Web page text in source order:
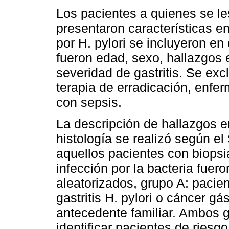
Los pacientes a quienes se
presentaron características
por H. pylori se incluyeron
fueron edad, sexo,
severidad de gastritis. Se
terapia de erradicación,
con sepsis.
La descripción de hallazgos
histología se realizó según
aquellos pacientes con
infección por la bacteria
aleatorizados, grupo A:
gastritis H. pylori o cáncer
antecedente familiar. Ambos